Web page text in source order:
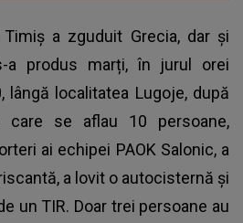
a zguduit Grecia, dar și
a produs marți, în jurul orei
lângă localitatea Lugoje, după
se aflau 10 persoane,
ai echipei PAOK Salonic, a
a lovit o autocisternă și
un TIR. Doar trei persoane au